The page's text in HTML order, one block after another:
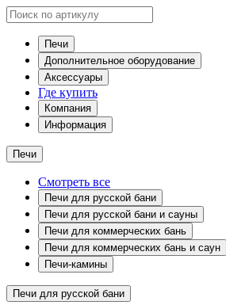
Печи
Дополнительное оборудование
Аксессуары
Где купить
Компания
Информация
Печи
Смотреть все
Печи для русской бани
Печи для русской бани и сауны
Печи для коммерческих бань
Печи для коммерческих бань и саун
Печи-камины
Печи для русской бани